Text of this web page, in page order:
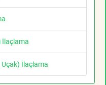
İlaçlama
Uçak) İlaçlama